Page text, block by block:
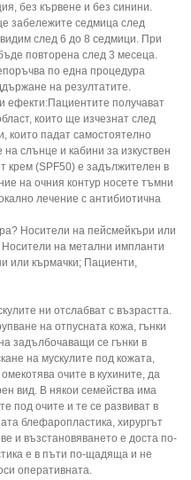
без кървене и без синини.
забележите седмица след
след 6 до 8 седмици. При
повторена след 3 месеца.
по една процедура
на резултатите.
ефекти:Пациентите получават
които ще изчезнат след
които падат самостоятелно
слънце и кабини за изкуствен
крем (SPF50) е задължителен в
на очния контур носете тъмни
лечение с антибиотична
Носители на пейсмейкъри или
на метални импланти
или кърмачки; Пациенти,
ни отслабват с възрастта.
на отпусната кожа, гънки
задълбочаващи се гънки в
на мускулите под кожата,
очите в кухините, да
вид. В някои семейства има
под очите и те се развиват в
блефаропластика, хирургът
и възстановяването е доста по-
е в пъти по-щадяща и не
оперативната.